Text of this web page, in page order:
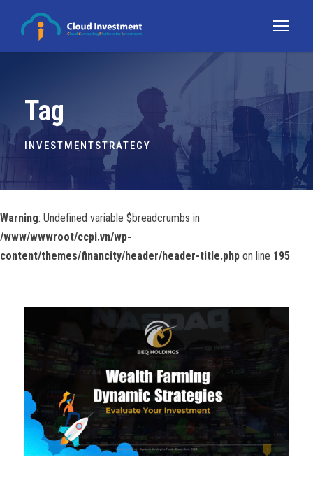
Tag
INVESTMENTSTRATEGY
Warning: Undefined variable $breadcrumbs in
/www/wwwroot/ccpi.vn/wp-
content/themes/financity/header/header-title.php on line 195